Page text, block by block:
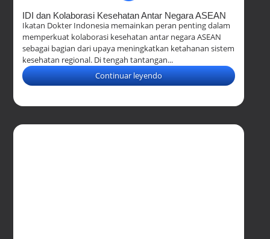
IDI dan Kolaborasi Kesehatan Antar Negara ASEAN
Ikatan Dokter Indonesia memainkan peran penting dalam
memperkuat kolaborasi kesehatan antar negara ASEAN
sebagai bagian dari upaya meningkatkan ketahanan sistem
kesehatan regional. Di tengah tantangan...
Continuar leyendo